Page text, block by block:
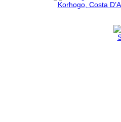
Korhogo, Costa